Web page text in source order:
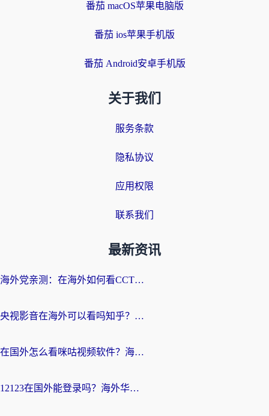
番茄 macOS苹果电脑版
番茄 ios苹果手机版
番茄 Android安卓手机版
关于我们
服务条款
隐私协议
应用权限
联系我们
最新资讯
海外党亲测：在海外如何看CCTV？告别“仅限大陆播放”的实用指南
央视影音在海外可以看吗知乎？留学生亲测：3步解决地域限制+追剧自由
在国外怎么看咪咕视频软件？海外党亲测有效的回国加速方案
12123在国外能登录吗？海外华人必看的回国加速实用指南